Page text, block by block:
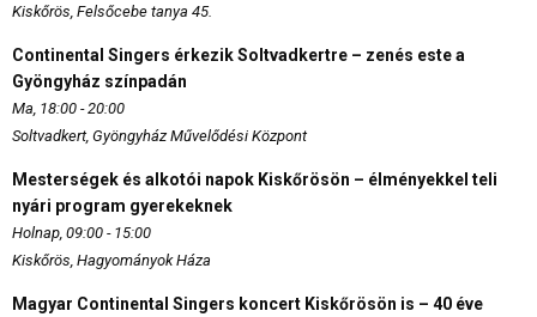
Kiskőrös, Felsőcebe tanya 45.
Continental Singers érkezik Soltvadkertre – zenés este a
Gyöngyház színpadán
Ma, 18:00 - 20:00
Soltvadkert, Gyöngyház Művelődési Központ
Mesterségek és alkotói napok Kiskőrösön – élményekkel teli
nyári program gyerekeknek
Holnap, 09:00 - 15:00
Kiskőrös, Hagyományok Háza
Magyar Continental Singers koncert Kiskőrösön is – 40 éve